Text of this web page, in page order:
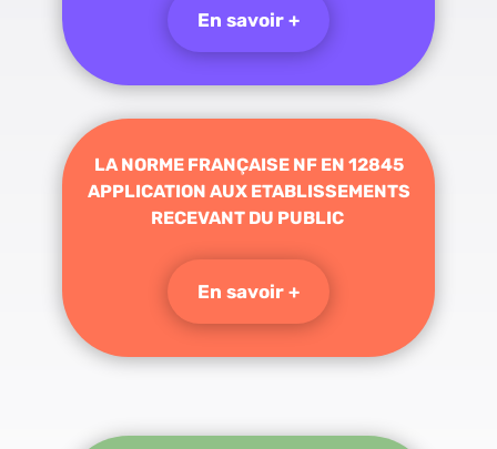
En savoir +
LA NORME FRANÇAISE NF EN 12845
APPLICATION AUX ETABLISSEMENTS
RECEVANT DU PUBLIC
En savoir +